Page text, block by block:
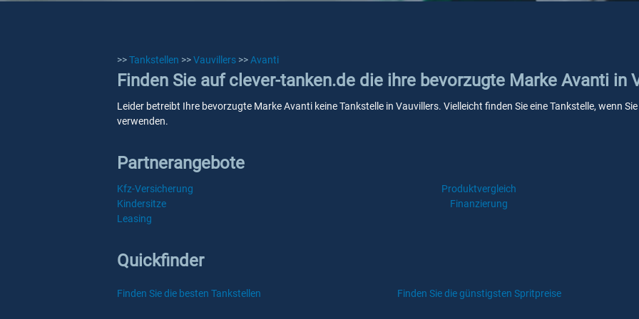
>>Tankstellen >>Vauvillers >>Avanti
Finden Sie auf clever-tanken.de die ihre bevorzugte Marke Avanti in
Leider betreibt Ihre bevorzugte Marke Avanti keine Tankstelle in Vauvillers. Vielleicht finden Sie eine Tankstelle, wenn
verwenden.
Partnerangebote
Kfz-Versicherung
Produktvergleich
Kindersitze
Finanzierung
Leasing
Quickfinder
Finden Sie die besten Tankstellen Finden Sie die günstigsten Spritpreise